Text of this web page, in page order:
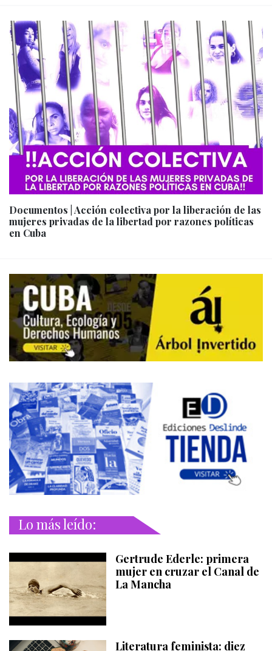
Documentos | Acción colectiva por la liberación de las
mujeres privadas de la libertad por razones políticas
en Cuba
Lo más leído:
Gertrude Ederle: primera
mujer en cruzar el Canal de
La Mancha
Literatura feminista: diez